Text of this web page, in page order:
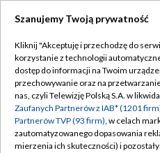
Abonament TVP
Emisja w TVP
Centrum informacji TVP
Polityka
Moje
Szanujemy Twoją prywatność
Kliknij "Akceptuję i przechodzę do
korzystanie z technologii
dostęp do informacji na Twoim
przechowywanie oraz na
nas, czyli Telewizję Polską S.A. w
Zaufanych Partnerów z IAB* (1201
Partnerów TVP (93 firm), w celach
zautomatyzowanego dopasowania
mierzenia ich skuteczności) i